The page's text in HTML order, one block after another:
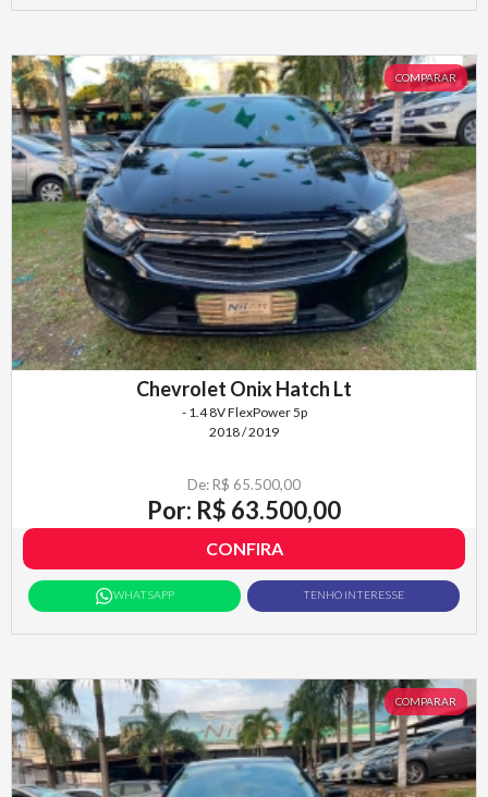
COMPARAR
Chevrolet Onix Hatch Lt
- 1.4 8V FlexPower 5p
2018 / 2019
De: R$ 65.500,00
Por: R$ 63.500,00
CONFIRA
WHATSAPP TENHO INTERESSE
COMPARAR